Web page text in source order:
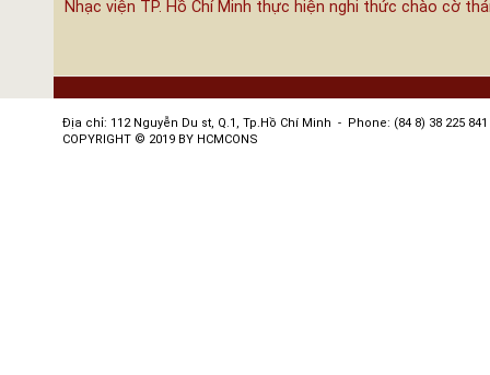
Nhạc viện TP. Hồ Chí Minh thực hiện nghi thức chào cờ
Địa chỉ: 112 Nguyễn Du st, Q.1, Tp.Hồ Chí Minh - Phone: (84 8) 38 225
COPYRIGHT © 2019 BY HCMCONS